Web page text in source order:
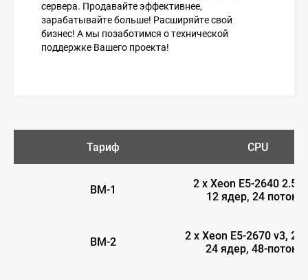
сервера. Продавайте эффективнее,
зарабатывайте больше! Расширяйте свой
бизнес! А мы позаботимся о технической
поддержке Вашего проекта!
Тариф CPU
BM-1
2 х Xeon E5-2640
12 ядер, 24
BM-2
2 х Xeon E5-2670 v3,
24 ядер, 48-